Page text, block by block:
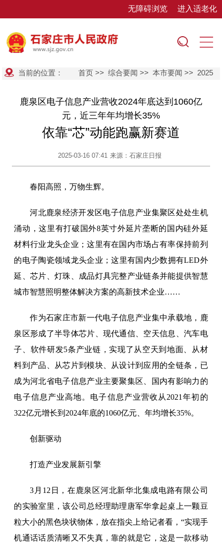
无障碍浏览 进入适老化
当前的位置： 首页 >>综合要闻 >>本市要闻 >> 2025
鹿泉区电子信息产业营收2024年底达到1060亿
元，近三年年均增长35%
依靠“芯”动能跑赢新赛道
2025-03-16 07:41 来源：石家庄日报
春阳高照，万物生辉。
河北鹿泉经济开发区电子信息产业集聚区处处生机
涌动，这里有打破国外8英寸外延片垄断的国内硅外延
材料行业龙头企业；这里有在国内市场占有率保持前列
的电子陶瓷领域龙头企业；这里有国内少数拥有LED外
延、芯片、灯珠、成品灯具完整产业链条并能提供智慧
城市智慧照明整体解决方案的高新技术企业……
作为石家庄市新一代电子信息产业集中承载地，鹿
泉区形成了半导体芯片、现代通信、空天信息、汽车电
子、软件研发5条产业链，实现了从空天到地面、从材
料到产品、从芯片到模块、从设计到应用的全链条，已
成为河北省电子信息产业主要聚集区、国内有影响力的
电子信息产业高地。电子信息产业营收从2021年初的
322亿元增长到2024年底的1060亿元、年均增长35%。
创新驱动
打造产业发展新引擎
3月12日，在鹿泉区河北新华北集成电路有限公司
的实验室里，该公司总经理助理唐军华拿起桌上一颗豆
粒大小的黑色块状物体，放在指尖上给记者看，“实现手
机通话话质清晰又不失真，靠的就是它，这是一款移动